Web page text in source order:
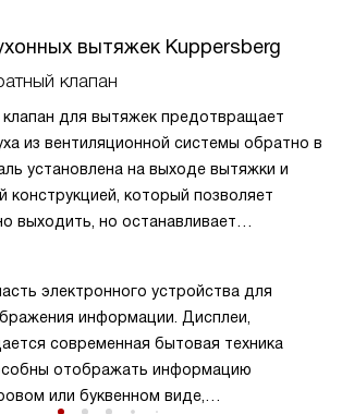
вытяжек Kuppersberg
клапан
для вытяжек предотвращает
из вентиляционной системы обратно в
установлена на выходе вытяжки и
конструкцией, который позволяет
выходить, но останавливает
потока. Клапан обеспечивает
от возвращения нежелательных
эффективность работы вытяжки и
воздуха на вашей кухне. Это
который способствует
микроклимата в комнате,
устройства, а также не дает
электронного устройства для
информации. Дисплеи,
современная бытовая техника
отображать информацию
или буквенном виде,